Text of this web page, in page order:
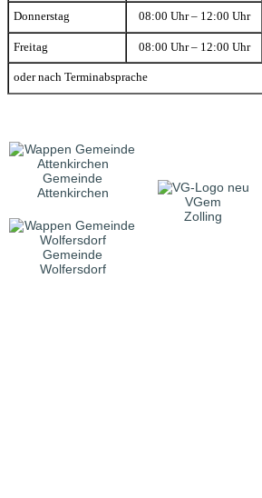
Donnerstag 08:00 Uhr – 12:00 Uhr
Freitag 08:00 Uhr – 12:00 Uhr
oder nach Terminabsprache
Gemeinde
Attenkirchen
VGem
Zolling
Gemeinde
Wolfersdorf